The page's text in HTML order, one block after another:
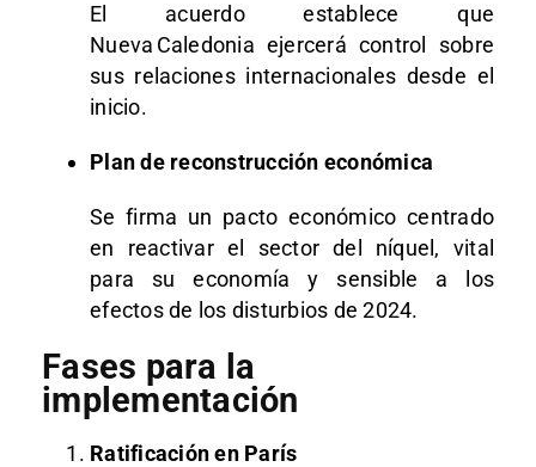
El acuerdo establece que
Nueva Caledonia ejercerá control sobre
sus relaciones internacionales desde el
inicio.
Plan de reconstrucción económica
Se firma un pacto económico centrado
en reactivar el sector del níquel, vital
para su economía y sensible a los
efectos de los disturbios de 2024.
Fases para la
implementación
Ratificación en París